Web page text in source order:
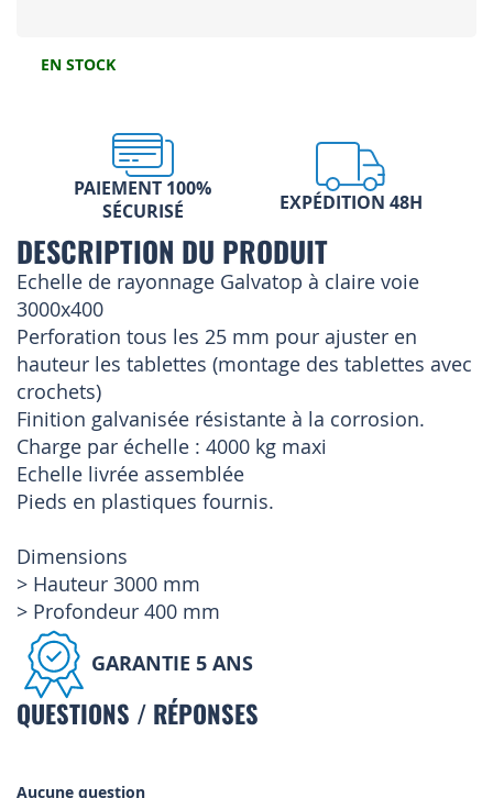
EN STOCK
PAIEMENT 100%
SÉCURISÉ
EXPÉDITION 48H
DESCRIPTION DU PRODUIT
Echelle de rayonnage Galvatop à claire voie
3000x400
Perforation tous les 25 mm pour ajuster en
hauteur les tablettes (montage des tablettes avec
crochets)
Finition galvanisée résistante à la corrosion.
Charge par échelle : 4000 kg maxi
Echelle livrée assemblée
Pieds en plastiques fournis.
Dimensions
> Hauteur 3000 mm
> Profondeur 400 mm
GARANTIE 5 ANS
QUESTIONS / RÉPONSES
Aucune question